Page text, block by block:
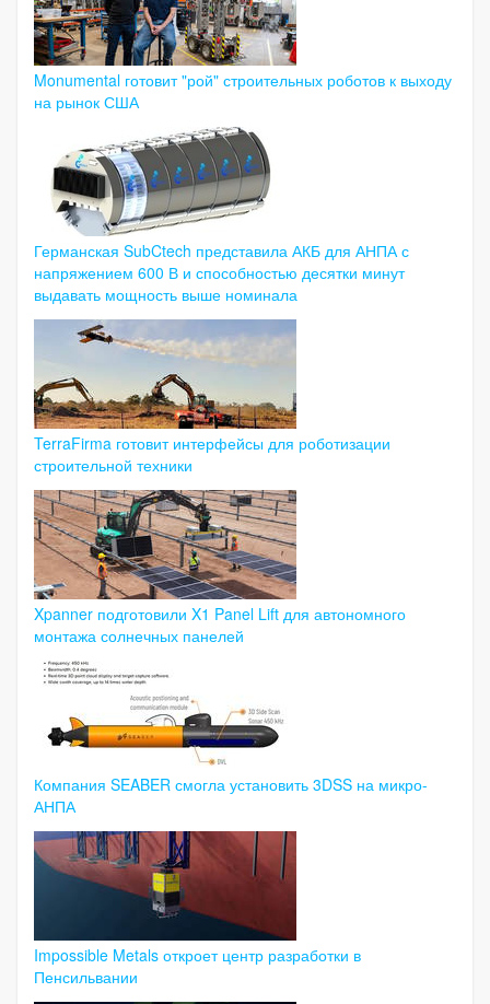
Monumental готовит "рой" строительных роботов к выходу
на рынок США
Германская SubCtech представила АКБ для АНПА с
напряжением 600 В и способностью десятки минут
выдавать мощность выше номинала
TerraFirma готовит интерфейсы для роботизации
строительной техники
Xpanner подготовили X1 Panel Lift для автономного
монтажа солнечных панелей
Компания SEABER смогла установить 3DSS на микро-
АНПА
Impossible Metals откроет центр разработки в
Пенсильвании